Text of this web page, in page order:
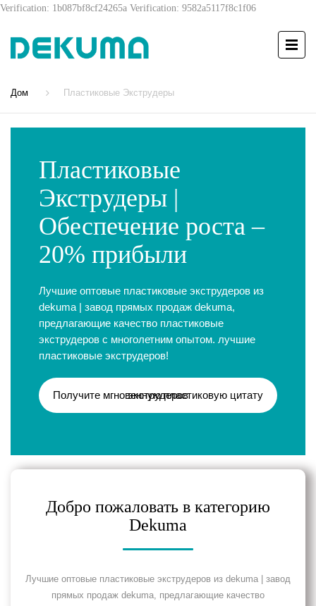
Verification: 1b087bf8cf24265a Verification: 9582a5117f8c1f06
Дом Пластиковые Экструдеры
Пластиковые
Экструдеры |
Обеспечение роста –
20% прибыли
Лучшие оптовые пластиковые экструдеров из
dekuma | завод прямых продаж dekuma,
предлагающие качество пластиковые
экструдеров с многолетним опытом. лучшие
пластиковые экструдеров!
Получите мгновенную пластиковую цитату экструдеров
Добро пожаловать в категорию
Dekuma
Лучшие оптовые пластиковые экструдеров из dekuma | завод
прямых продаж dekuma, предлагающие качество